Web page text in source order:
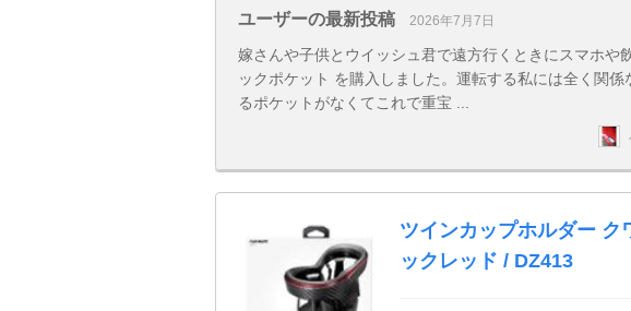
ユーザーの最新投稿 2026年7月7日
嫁さんや子供とウイッシュ君で遠方行くときにスマホや
ックポケット を購入しました。運転する私には全く関
るポケットがなくてこれで重宝 ...
ツインカップホルダー ク
ックレッド / DZ413